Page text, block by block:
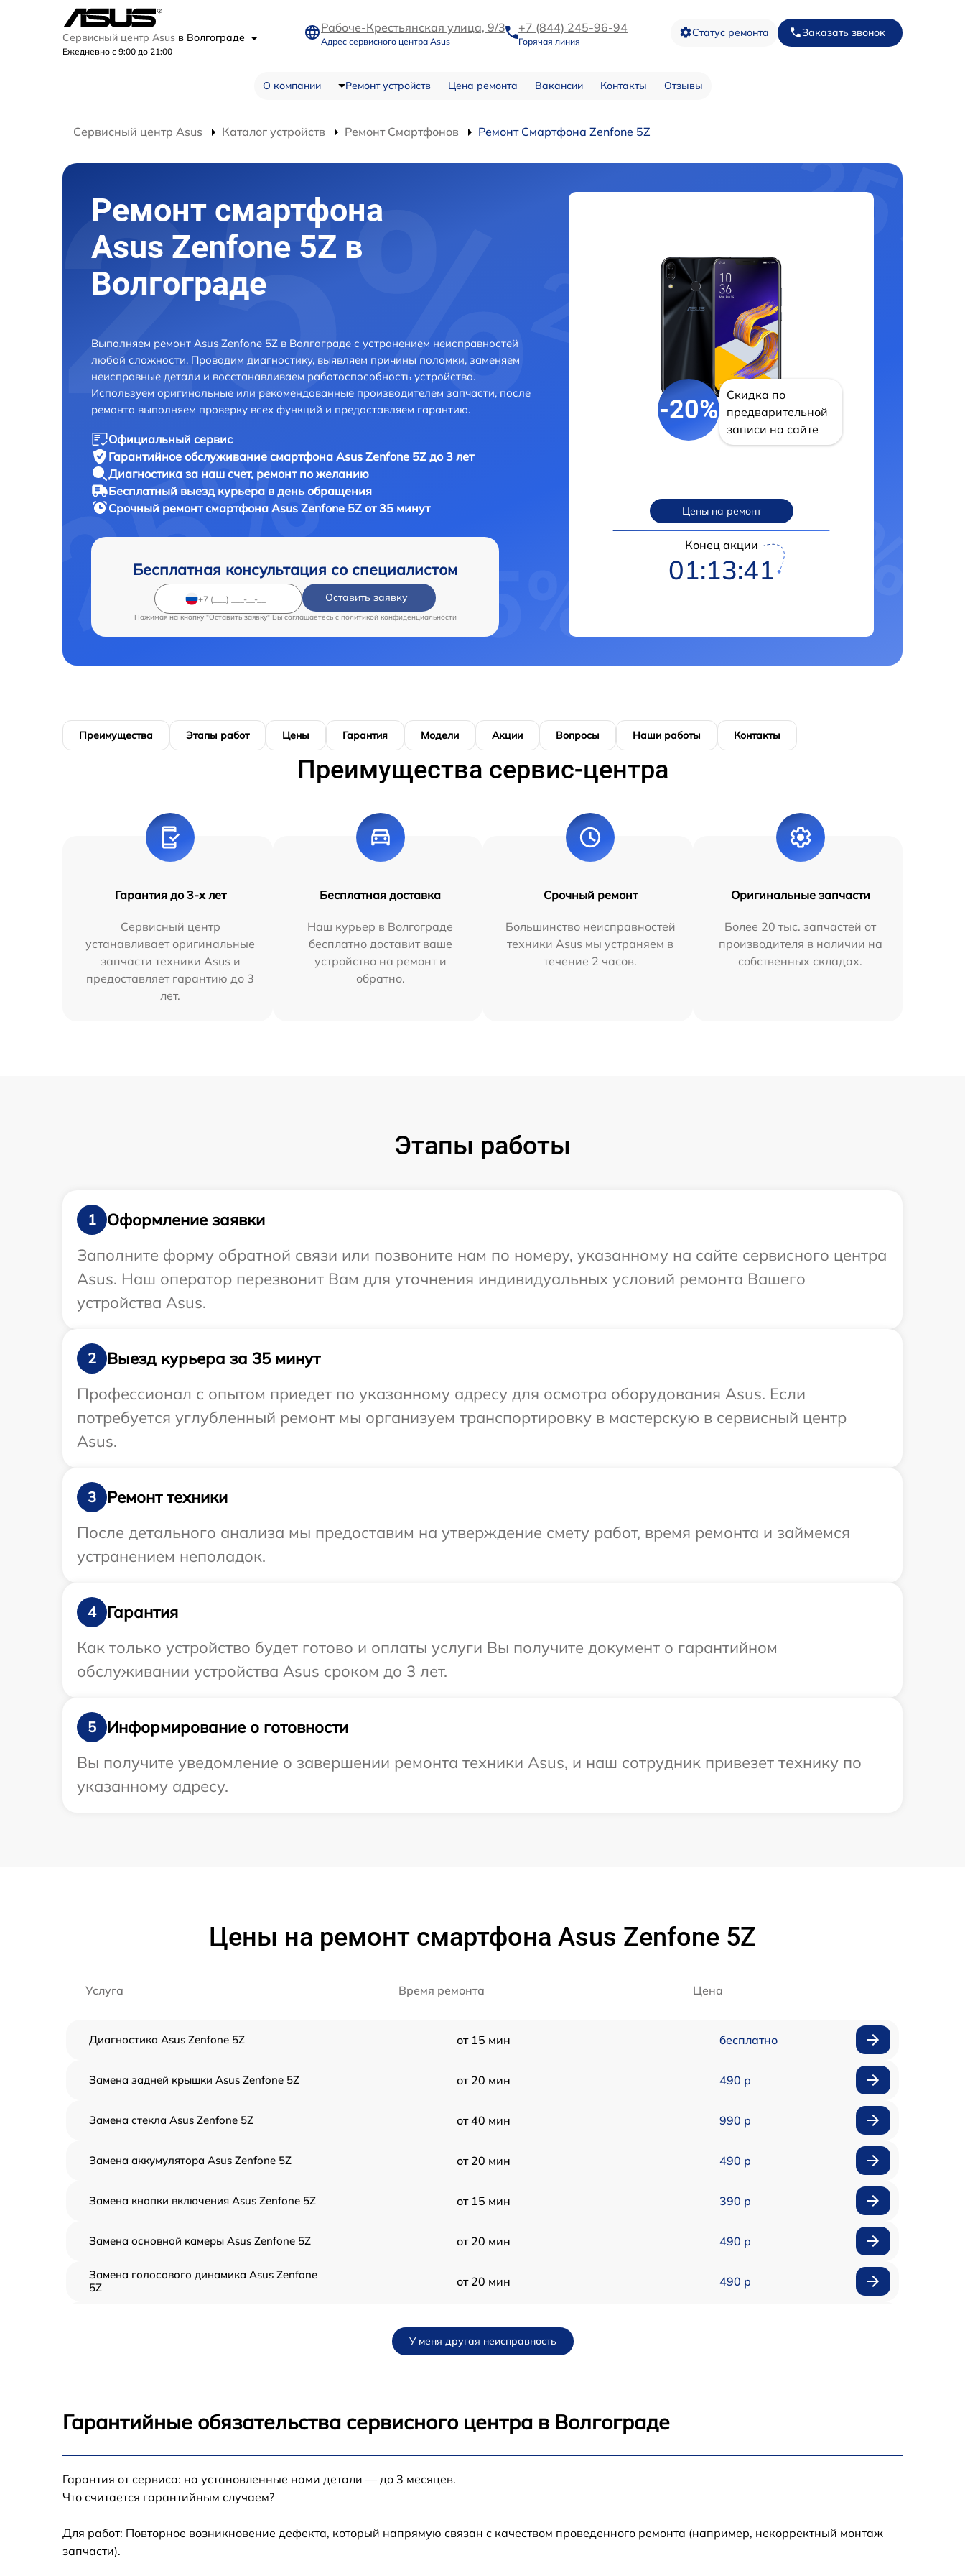
Сервисный центр Asus в Волгограде
Ежедневно с 9:00 до 21:00
Рабоче-Крестьянская улица, 9/3
Адрес сервисного центра Asus
+7 (844) 245-96-94
Горячая линия
Статус ремонта Заказать звонок
О компании Ремонт устройств Цена ремонта Вакансии Контакты Отзывы
Сервисный центр Asus Каталог устройств Ремонт Смартфонов Ремонт Смартфона Zenfone 5Z
Ремонт смартфона
Asus Zenfone 5Z в
Волгограде
Выполняем ремонт Asus Zenfone 5Z в Волгограде с устранением неисправностей
любой сложности. Проводим диагностику, выявляем причины поломки, заменяем
неисправные детали и восстанавливаем работоспособность устройства.
Используем оригинальные или рекомендованные производителем запчасти, после
ремонта выполняем проверку всех функций и предоставляем гарантию.
Официальный сервис
Гарантийное обслуживание смартфона Asus Zenfone 5Z до 3 лет
Диагностика за наш счет, ремонт по желанию
Бесплатный выезд курьера в день обращения
Срочный ремонтсмартфона Asus Zenfone 5Z от 35 минут
Бесплатная консультация со специалистом
Оставить заявку
Нажимая на кнопку "Оставить заявку" Вы соглашаетесь c политикой конфиденциальности
-20%
Скидка по
предварительной
записи на сайте
Цены на ремонт
Конец акции
01:13:41
Преимущества Этапы работ Цены Гарантия Модели Акции Вопросы Наши работы Контакты
Преимущества сервис-центра
Гарантия до 3-х лет
Сервисный центр
устанавливает оригинальные
запчасти техники Asus и
предоставляет гарантию до 3
лет.
Бесплатная доставка
Наш курьер в Волгограде
бесплатно доставит ваше
устройство на ремонт и
обратно.
Срочный ремонт
Большинство неисправностей
техники Asus мы устраняем в
течение 2 часов.
Оригинальные запчасти
Более 20 тыс. запчастей от
производителя в наличии на
собственных складах.
Этапы работы
1
Оформление заявки
Заполните форму обратной связи или позвоните нам по номеру, указанному на сайте сервисного центра
Asus. Наш оператор перезвонит Вам для уточнения индивидуальных условий ремонта Вашего
устройства Asus.
2
Выезд курьера за 35 минут
Профессионал с опытом приедет по указанному адресу для осмотра оборудования Asus. Если
потребуется углубленный ремонт мы организуем транспортировку в мастерскую в сервисный центр
Asus.
3
Ремонт техники
После детального анализа мы предоставим на утверждение смету работ, время ремонта и займемся
устранением неполадок.
4
Гарантия
Как только устройство будет готово и оплаты услуги Вы получите документ о гарантийном
обслуживании устройства Asus сроком до 3 лет.
5
Информирование о готовности
Вы получите уведомление о завершении ремонта техники Asus, и наш сотрудник привезет технику по
указанному адресу.
Цены на ремонт смартфона Asus Zenfone 5Z
Услуга Время ремонта Цена
Диагностика Asus Zenfone 5Z от 15 мин бесплатно
Замена задней крышки Asus Zenfone 5Z от 20 мин 490 р
Замена стекла Asus Zenfone 5Z от 40 мин 990 р
Замена аккумулятора Asus Zenfone 5Z от 20 мин 490 р
Замена кнопки включения Asus Zenfone 5Z от 15 мин 390 р
Замена основной камеры Asus Zenfone 5Z от 20 мин 490 р
Замена голосового динамика Asus Zenfone
5Z
от 20 мин 490 р
Замена экрана Asus Zenfone 5Z
Защита гидрогелевой пленкой Asus Zenfone
У меня другая неисправность
Гарантийные обязательства сервисного центра в Волгограде
Гарантия от сервиса: на установленные нами детали — до 3 месяцев.
Что считается гарантийным случаем?
Для работ: Повторное возникновение дефекта, который напрямую связан с качеством проведенного ремонта (например, некорректный монтаж
запчасти).